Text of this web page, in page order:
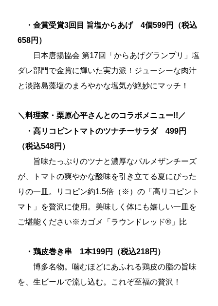
・金賞受賞3回目 旨塩からあげ 4個599円（税込
658円）
日本唐揚協会 第17回「からあげグランプリ」塩
ダレ部門で金賞に輝いた実力派！ジューシーな肉汁
と淡路島藻塩のまろやかな塩気が絶妙にマッチ！
＼料理家・栗原心平さんとのコラボメニュー!!／
・高リコピントマトのツナチーサラダ 499円
（税込548円）
旨味たっぷりのツナと濃厚なパルメザンチーズ
が、トマトの爽やかな酸味を引き立てる夏にぴった
りの一皿。リコピン約1.5倍（※）の「高リコピント
マト」を贅沢に使用。美味しく体にも嬉しい一皿を
ご堪能ください※カゴメ「ラウンドレッド®」比
・鶏皮巻き串 1本199円（税込218円）
博多名物。噛むほどにあふれる鶏皮の脂の旨味
を、生ビールで流し込む。これぞ至福の贅沢！